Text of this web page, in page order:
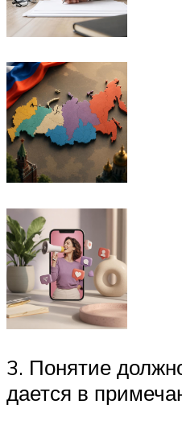
3. Понятие
дается в